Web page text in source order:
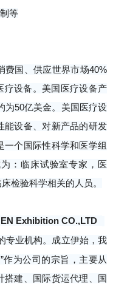
等
费国、供应世界市场40%
疗设备。美国医疗设备产
为50亿美金。美国医疗设
能设备、对新产品的研发
一个国际性科学和医学组
：临床试验室专家，医
检验科学相关的人员。
Exhibition CO.,LTD
专业机构。成立伊始，我
作为公司的宗旨，主要从
搭建、国际货运代理、国